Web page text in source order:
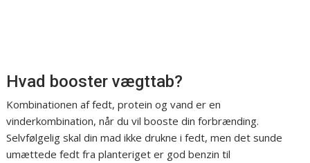
Hvad booster vægttab?
Kombinationen af fedt, protein og vand er en
vinderkombination, når du vil booste din forbrænding.
Selvfølgelig skal din mad ikke drukne i fedt, men det sunde
umættede fedt fra planteriget er god benzin til